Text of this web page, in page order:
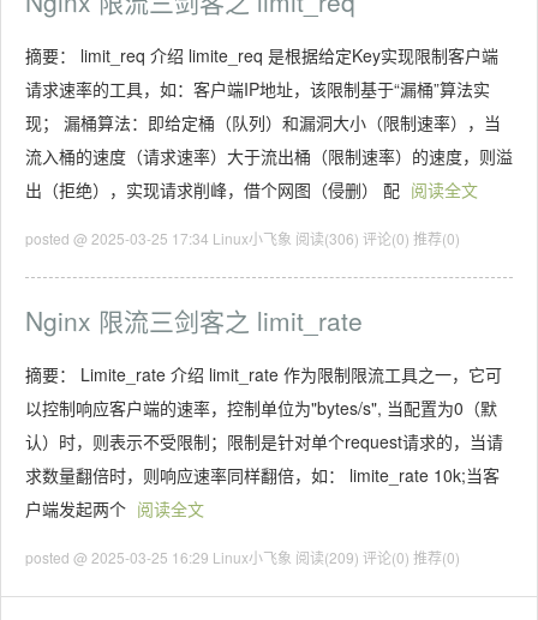
摘要： limit_req 介绍 limite_req 是根据给定Key实现限制客户端
请求速率的工具，如：客户端IP地址，该限制基于“漏桶”算法实
现； 漏桶算法：即给定桶（队列）和漏洞大小（限制速率），当
流入桶的速度（请求速率）大于流出桶（限制速率）的速度，则溢
出（拒绝），实现请求削峰，借个网图（侵删） 配 阅读全文
posted @ 2025-03-25 17:34 Linux小飞象 阅读(306) 评论(0) 推荐(0)
Nginx 限流三剑客之 limit_rate
摘要： Limite_rate 介绍 limit_rate 作为限制限流工具之一，它可
以控制响应客户端的速率，控制单位为"bytes/s", 当配置为0（默
认）时，则表示不受限制；限制是针对单个request请求的，当请
求数量翻倍时，则响应速率同样翻倍，如： limite_rate 10k;当客
户端发起两个 阅读全文
posted @ 2025-03-25 16:29 Linux小飞象 阅读(209) 评论(0) 推荐(0)